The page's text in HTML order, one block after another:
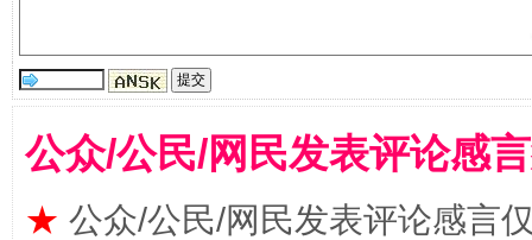
公众/公民/网民发表评论感
★ 公众/公民/网民发表评论感言